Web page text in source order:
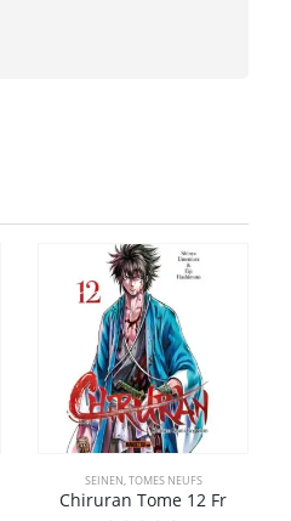
SEINEN,TOMES NEUFS
Chiruran Tome 12 Fr